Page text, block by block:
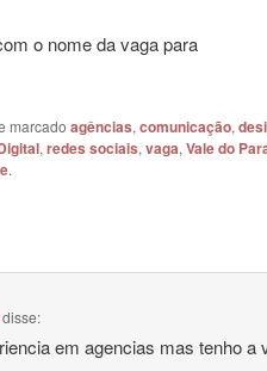
o nome da vaga para
marcado agências,comunicação,
,redes sociais,vaga,Vale do
.
disse:
em agencias mas tenho a